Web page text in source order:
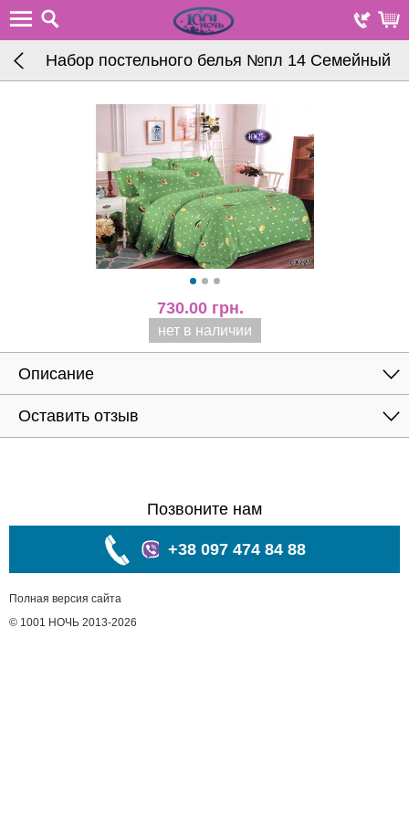
Набор постельного белья №пл 14 Семейный
730.00 грн.
нет в наличии
Описание
Оставить отзыв
Позвоните нам
+38 097 474 84 88
Полная версия сайта
© 1001 НОЧЬ 2013-2026